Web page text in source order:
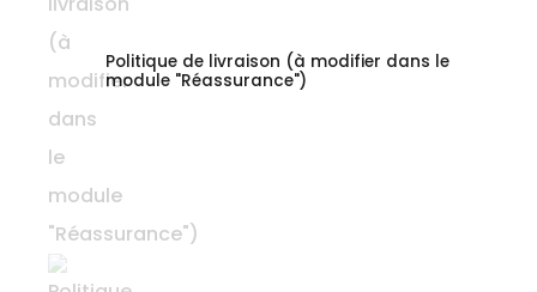
Politique de livraison (à modifier dans le
module "Réassurance")